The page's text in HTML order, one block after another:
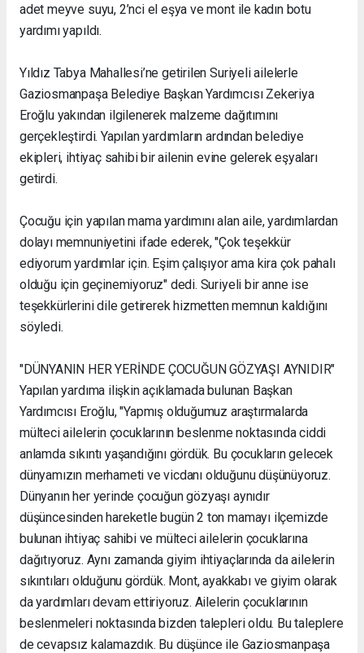
adet meyve suyu, 2’nci el eşya ve mont ile kadın botu
yardımı yapıldı.
Yıldız Tabya Mahallesi’ne getirilen Suriyeli ailelerle
Gaziosmanpaşa Belediye Başkan Yardımcısı Zekeriya
Eroğlu yakından ilgilenerek malzeme dağıtımını
gerçekleştirdi. Yapılan yardımların ardından belediye
ekipleri, ihtiyaç sahibi bir ailenin evine gelerek eşyaları
getirdi.
Çocuğu için yapılan mama yardımını alan aile, yardımlardan
dolayı memnuniyetini ifade ederek, "Çok teşekkür
ediyorum yardımlar için. Eşim çalışıyor ama kira çok pahalı
olduğu için geçinemiyoruz" dedi. Suriyeli bir anne ise
teşekkürlerini dile getirerek hizmetten memnun kaldığını
söyledi.
"DÜNYANIN HER YERİNDE ÇOCUĞUN GÖZYAŞI AYNIDIR"
Yapılan yardıma ilişkin açıklamada bulunan Başkan
Yardımcısı Eroğlu, "Yapmış olduğumuz araştırmalarda
mülteci ailelerin çocuklarının beslenme noktasında ciddi
anlamda sıkıntı yaşandığını gördük. Bu çocukların gelecek
dünyamızın merhameti ve vicdanı olduğunu düşünüyoruz.
Dünyanın her yerinde çocuğun gözyaşı aynıdır
düşüncesinden hareketle bugün 2 ton mamayı ilçemizde
bulunan ihtiyaç sahibi ve mülteci ailelerin çocuklarına
dağıtıyoruz. Aynı zamanda giyim ihtiyaçlarında da ailelerin
sıkıntıları olduğunu gördük. Mont, ayakkabı ve giyim olarak
da yardımları devam ettiriyoruz. Ailelerin çocuklarının
beslenmeleri noktasında bizden talepleri oldu. Bu taleplere
de cevapsız kalamazdık. Bu düşünce ile Gaziosmanpaşa